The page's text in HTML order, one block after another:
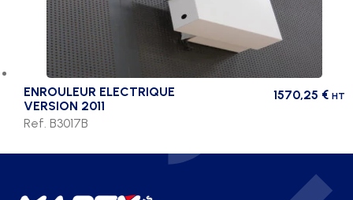
ENROULEUR ELECTRIQUE
VERSION 2011
1570,25 € HT
Ref. B3017B